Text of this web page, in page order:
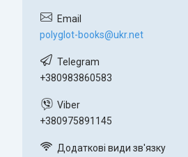
polyglot-books@ukr.net
+380983860583
+380975891145